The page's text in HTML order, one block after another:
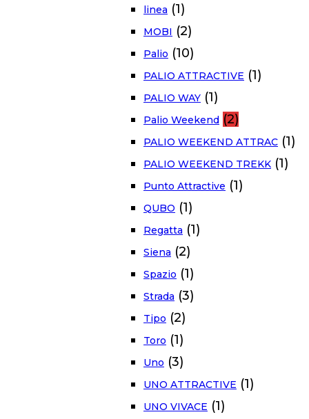
linea (1)
MOBI (2)
Palio (10)
PALIO ATTRACTIVE (1)
PALIO WAY (1)
Palio Weekend (2)
PALIO WEEKEND ATTRAC (1)
PALIO WEEKEND TREKK (1)
Punto Attractive (1)
QUBO (1)
Regatta (1)
Siena (2)
Spazio (1)
Strada (3)
Tipo (2)
Toro (1)
Uno (3)
UNO ATTRACTIVE (1)
UNO VIVACE (1)